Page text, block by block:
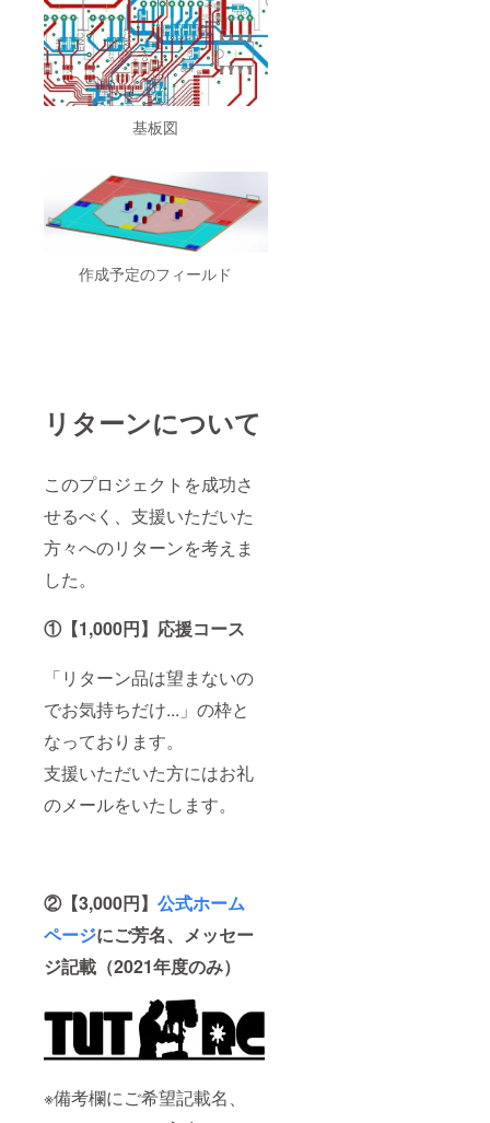
基板図
作成予定のフィールド
リターンについて
このプロジェクトを成功さ
せるべく、支援いただいた
方々へのリターンを考えま
した。
①【1,000円】応援コース
「リターン品は望まないの
でお気持ちだけ...」の枠と
なっております。
支援いただいた方にはお礼
のメールをいたします。
②【3,000円】 公式ホーム
ページにご芳名、メッセー
ジ記載（2021年度のみ）
※備考欄にご希望記載名、